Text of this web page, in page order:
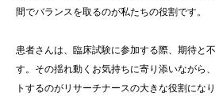
間でバランスを取るのが私たちの役割です。
患者さんは、臨床試験に参加する際、期待と
す。その揺れ動くお気持ちに寄り添いながら
トするのがリサーチナースの大きな役割になり